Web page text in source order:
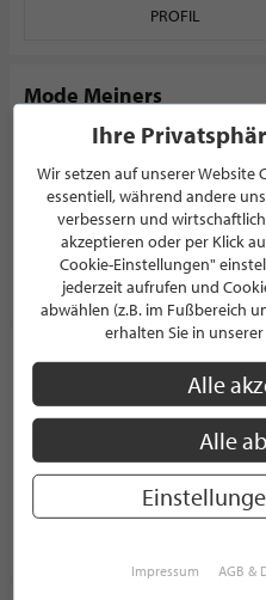
PROFIL
Mode Meiners
MODEGESCHÄFT
5.0/5.0(1)
Papenburger
26810
Deutschland
PROFIL
LEYs Markenmode
MODEGESCHÄFT
Europaallee 8
50226 Frechen
Deutschland
Ihre
Wir setzen auf unserer Website
essentiell, während andere
verbessern und
akzeptieren oder per Klick
Cookie-Einstellungen"
jederzeit aufrufen und
abwählen (z.B. im Fußbereich
erhalten Sie in
Alle
Alle
Impressum AGB &